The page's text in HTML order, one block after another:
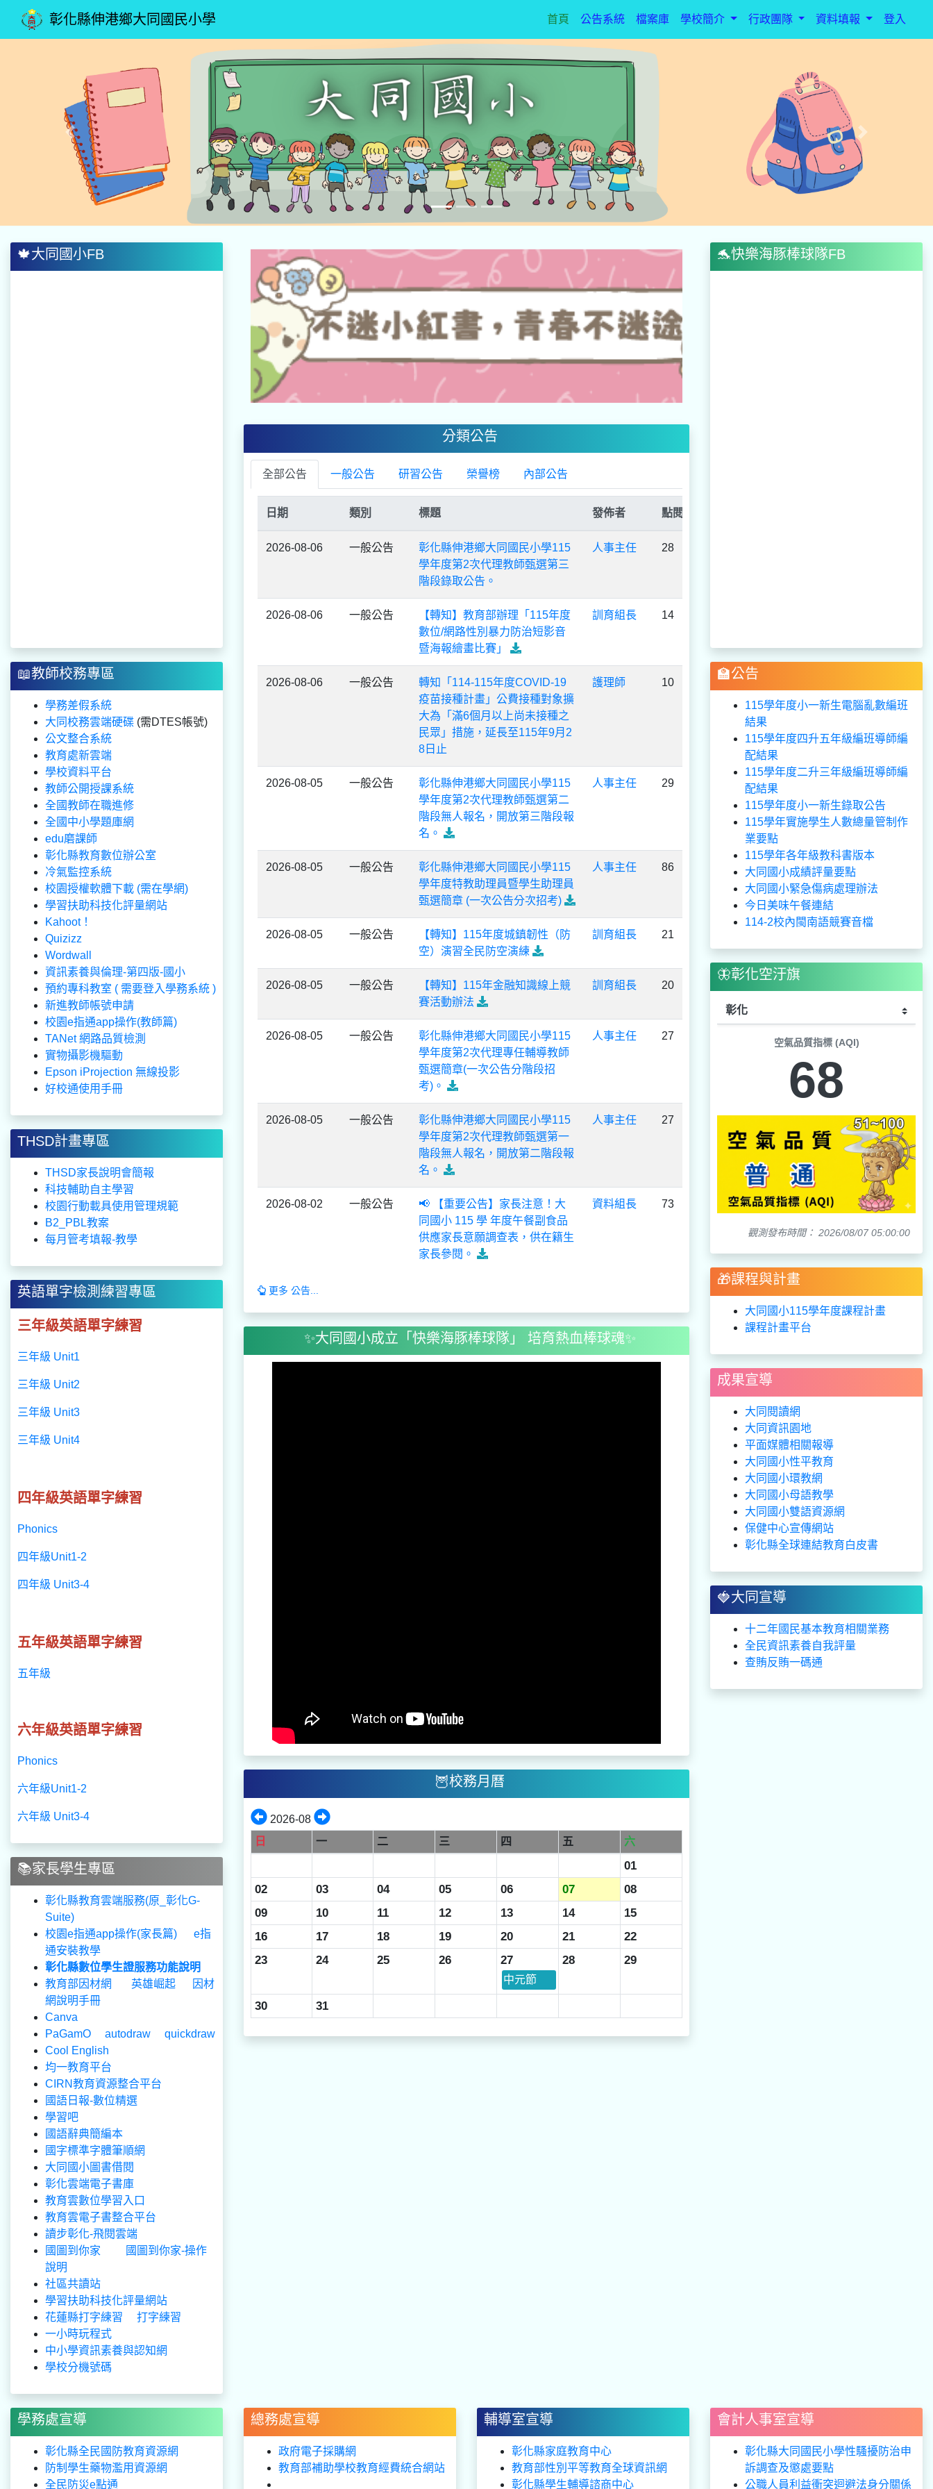
彰化縣伸港鄉大同國民小學 首頁(current)
公告系統 檔案庫 學校簡介 行政團隊 資料填報 登入
Previous Next
🍁大同國小FB
📖教師校務專區
學務差假系統
大同校務雲端硬碟 (需DTES帳號)
公文整合系統
教育處新雲端
學校資料平台
教師公開授課系統
全國教師在職進修
全國中小學題庫網
edu磨課師
彰化縣教育數位辦公室
冷氣監控系統
校園授權軟體下載 (需在學網)
學習扶助科技化評量網站
Kahoot！
Quizizz
Wordwall
資訊素養與倫理-第四版-國小
預約專科教室 ( 需要登入學務系統 )
新進教師帳號申請
校園e指通app操作(教師篇)
TANet 網路品質檢測
實物攝影機驅動
Epson iProjection 無線投影
好校通使用手冊
THSD計畫專區
THSD家長說明會簡報
科技輔助自主學習
校園行動載具使用管理規範
B2_PBL教案
每月管考填報-教學
英語單字檢測練習專區
三年級英語單字練習
三年級 Unit1
三年級 Unit2
三年級 Unit3
三年級 Unit4
四年級英語單字練習
Phonics
四年級Unit1-2
四年級 Unit3-4
五年級英語單字練習
五年級
六年級英語單字練習
Phonics
六年級Unit1-2
六年級 Unit3-4
📚家長學生專區
彰化縣教育雲端服務(原_彰化G-
Suite)
校園e指通app操作(家長篇)
e指
通安裝教學
彰化縣數位學生證服務功能說明
教育部因材網
英雄崛起
因材
網說明手冊
Canva
PaGamO
autodraw
quickdraw
Cool English
均一教育平台
CIRN教育資源整合平台
國語日報-數位精選
學習吧
國語辭典簡編本
國字標準字體筆順網
大同國小圖書借閱
彰化雲端電子書庫
教育雲數位學習入口
教育雲電子書整合平台
讀步彰化-飛閱雲端
國圖到你家
國圖到你家-操作
說明
社區共讀站
學習扶助科技化評量網站
花蓮縣打字練習
打字練習
一小時玩程式
中小學資訊素養與認知網
學校分機號碼
分類公告
全部公告 一般公告 研習公告 榮譽榜 內部公告
日期 類別 標題 發佈者 點閱
2026-08-06 一般公告
彰化縣伸港鄉大同國民小學115
學年度第2次代理教師甄選第三
階段錄取公告。
人事主任 28
2026-08-06 一般公告
【轉知】教育部辦理「115年度
數位/網路性別暴力防治短影音
暨海報繪畫比賽」
訓育組長 14
2026-08-06 一般公告
轉知「114-115年度COVID-19
疫苗接種計畫」公費接種對象擴
大為「滿6個月以上尚未接種之
民眾」措施，延長至115年9月2
8日止
護理師 10
2026-08-05 一般公告
彰化縣伸港鄉大同國民小學115
學年度第2次代理教師甄選第二
階段無人報名，開放第三階段報
名。
人事主任 29
2026-08-05 一般公告
彰化縣伸港鄉大同國民小學115
學年度特教助理員暨學生助理員
甄選簡章 (一次公告分次招考)
人事主任 86
2026-08-05 一般公告
【轉知】115年度城鎮韌性（防
空）演習全民防空演練
訓育組長 21
2026-08-05 一般公告
【轉知】115年金融知識線上競
賽活動辦法
訓育組長 20
2026-08-05 一般公告
彰化縣伸港鄉大同國民小學115
學年度第2次代理專任輔導教師
甄選簡章(一次公告分階段招
考)。
人事主任 27
2026-08-05 一般公告
彰化縣伸港鄉大同國民小學115
學年度第2次代理教師甄選第一
階段無人報名，開放第二階段報
名。
人事主任 27
2026-08-02 一般公告
📢 【重要公告】家長注意！大
同國小 115 學 年度午餐副食品
供應家長意願調查表，供在籍生
家長參閱。
資料組長 73
更多 公告...
✨大同國小成立「快樂海豚棒球隊」 培育熱血棒球魂✨
🦉校務月曆
2026-08
日
一 二 三 四 五 六
01
02
03 04 05 06 07
08
09
10 11 12 13 14
15
16
17 18 19 20 21
22
23
24 25 26 27
中元節
28 29
30 31
🐬快樂海豚棒球隊FB
🏫公告
115學年度小一新生電腦亂數編班
結果
115學年度四升五年級編班導師編
配結果
115學年度二升三年級編班導師編
配結果
115學年度小一新生錄取公告
115學年實施學生人數總量管制作
業要點
115學年各年級教科書版本
大同國小成績評量要點
大同國小緊急傷病處理辦法
今日美味午餐連結
114-2校內閩南語競賽音檔
🦋彰化空汙旗
空氣品質指標 (AQI)
68
觀測發布時間： 2026/08/07 05:00:00
🎁課程與計畫
大同國小115學年度課程計畫
課程計畫平台
成果宣導
大同閱讀網
大同資訊園地
平面媒體相關報導
大同國小性平教育
大同國小環教網
大同國小母語教學
大同國小雙語資源網
保健中心宣傳網站
彰化縣全球連結教育白皮書
🍓大同宣導
十二年國民基本教育相關業務
全民資訊素養自我評量
查賄反賄一碼通
學務處宣導
彰化縣全民國防教育資源網
防制學生藥物濫用資源網
全民防災e點通
總務處宣導
政府電子採購網
教育部補助學校教育經費統合網站
輔導室宣導
彰化縣家庭教育中心
教育部性別平等教育全球資訊網
彰化縣學生輔導諮商中心
會計人事室宣導
彰化縣大同國民小學性騷擾防治申
訴調查及懲處要點
公職人員利益衝突迴避法身分關係